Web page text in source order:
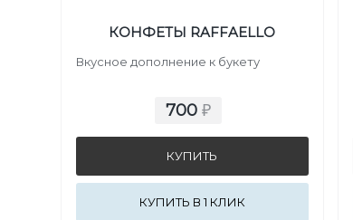
КОНФЕТЫ RAFFAELLO
Вкусное дополнение к букету
700₽
КУПИТЬ В 1 КЛИК